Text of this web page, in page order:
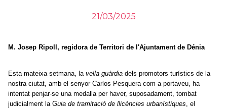
21/03/2025
M. Josep Ripoll, regidora de Territori de l'Ajuntament de Dénia
Esta mateixa setmana, la vella guàrdia dels promotors turístics de la
nostra ciutat, amb el senyor Carlos Pesquera com a portaveu, ha
intentat penjar-se una medalla per haver, suposadament, tombat
judicialment la Guia de tramitació de llicències urbanístiques , el